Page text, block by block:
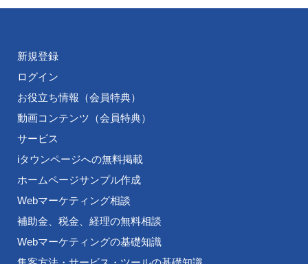
新規登録
ログイン
お役立ち情報（会員特典）
動画コンテンツ（会員特典）
サービス
iタウンページへの無料掲載
ホームページサンプル作成
Webマーケティング相談
補助金、税金、経理の無料相談
Webマーケティングの基礎知識